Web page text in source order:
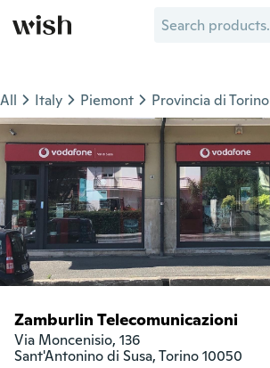
All Italy Piemont Provincia di Torino
Zamburlin Telecomunicazioni
Via Moncenisio, 136
Sant'Antonino di Susa, Torino 10050